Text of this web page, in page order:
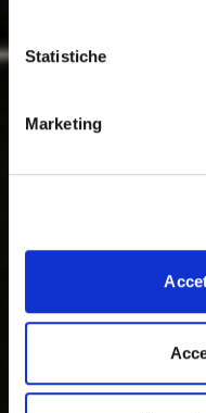
Statistiche
Marketing